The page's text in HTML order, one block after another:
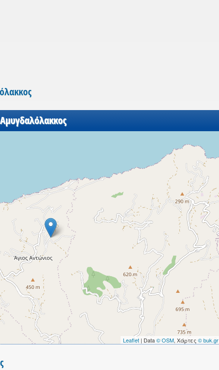
Leaflet| Data© OSM, Χάρτες © buk.gr